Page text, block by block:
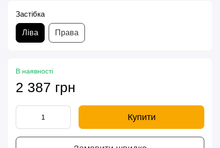
Застібка
Ліва Права
В наявності
2 387 грн
Купити